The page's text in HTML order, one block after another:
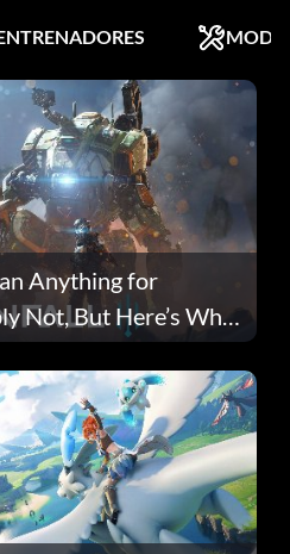
MODS
Anything for
Not, But Here’s Why